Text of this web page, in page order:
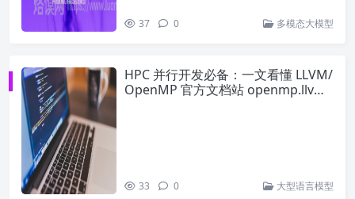
37 0 多模态大模型
HPC 并行开发必备：一文看懂 LLVM/
OpenMP 官方文档站 openmp.llvm.
33 0 大型语言模型